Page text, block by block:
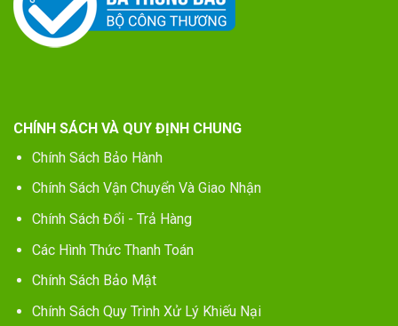
CHÍNH SÁCH VÀ QUY ĐỊNH CHUNG
Chính Sách Bảo Hành
Chính Sách Vận Chuyển Và Giao Nhận
Chính Sách Đổi - Trả Hàng
Các Hình Thức Thanh Toán
Chính Sách Bảo Mật
Chính Sách Quy Trình Xử Lý Khiếu Nại